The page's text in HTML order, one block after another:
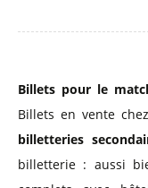
Billets pour le
Billets en vente chez
billetteries
billetterie : aussi